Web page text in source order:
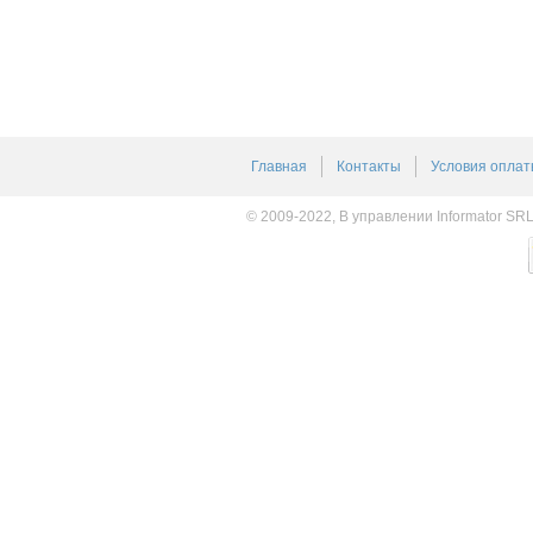
Главная Контакты Условия
© 2009-2022, В управлении Informator SRL